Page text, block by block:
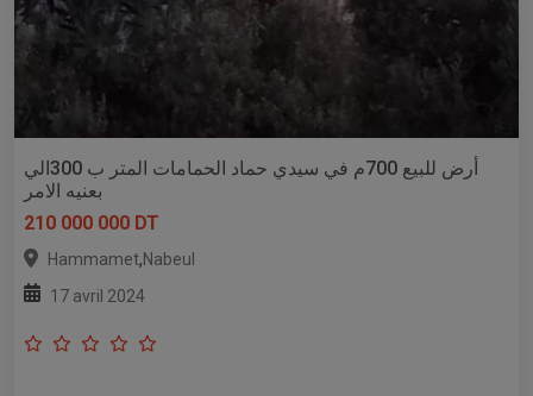
أرض للبيع 700م في سيدي حماد الحمامات المتر ب 300الي
بعنيه الامر
210 000 000 DT
Hammamet,Nabeul
17 avril 2024